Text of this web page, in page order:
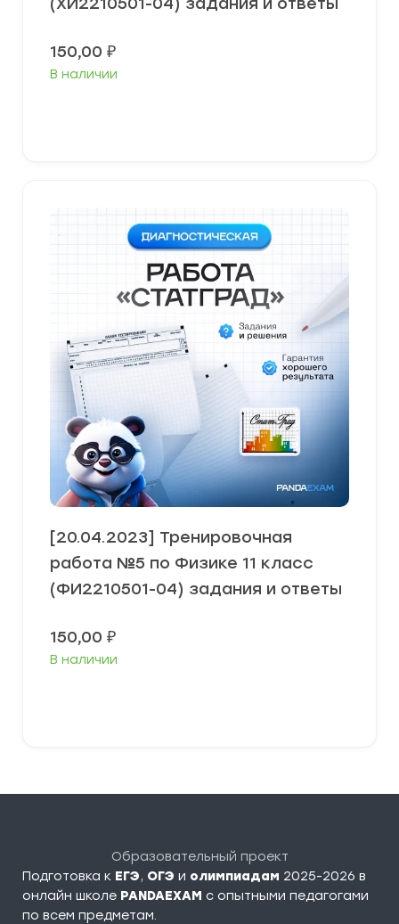
150,00 ₽
В наличии
[20.04.2023] Тренировочная
работа №5 по Физике 11 класс
(ФИ2210501-04) задания и ответы
150,00 ₽
В наличии
Образовательный проект
Подготовка к ЕГЭ, ОГЭ и олимпиадам 2025-2026 в
онлайн школе PANDAEXAM c опытными педагогами
по всем предметам.